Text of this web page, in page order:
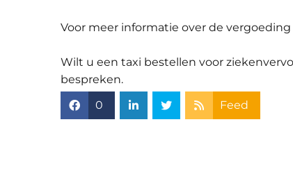
Voor meer informatie over de
Wilt u een taxi bestellen voor
bespreken.
0
Feed